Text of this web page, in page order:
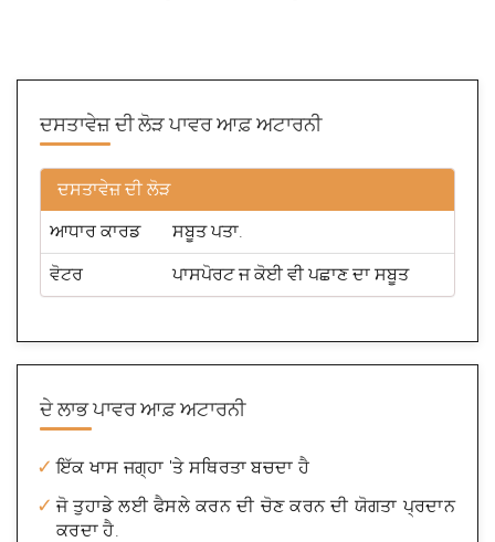
ਦਸਤਾਵੇਜ਼ ਦੀ ਲੋੜਪਾਵਰ ਆਫ਼ ਅਟਾਰਨੀ
ਦਸਤਾਵੇਜ਼ ਦੀ ਲੋੜ
ਆਧਾਰ ਕਾਰਡ
ਸਬੂਤ ਪਤਾ.
ਵੋਟਰ ਪਾਸਪੋਰਟ ਜ ਕੋਈ ਵੀ ਪਛਾਣ ਦਾ ਸਬੂਤ
ਦੇ ਲਾਭਪਾਵਰ ਆਫ਼ ਅਟਾਰਨੀ
ਇੱਕ ਖਾਸ ਜਗ੍ਹਾ 'ਤੇ ਸਥਿਰਤਾ ਬਚਦਾ ਹੈ
ਜੋ ਤੁਹਾਡੇ ਲਈ ਫੈਸਲੇ ਕਰਨ ਦੀ ਚੋਣ ਕਰਨ ਦੀ ਯੋਗਤਾ ਪ੍ਰਦਾਨ
ਕਰਦਾ ਹੈ.